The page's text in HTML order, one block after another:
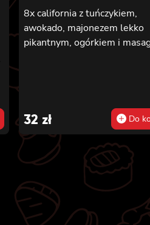
8x california z tuńczykiem,
awokado, majonezem lekko
pikantnym, ogórkiem i
32 zł Do